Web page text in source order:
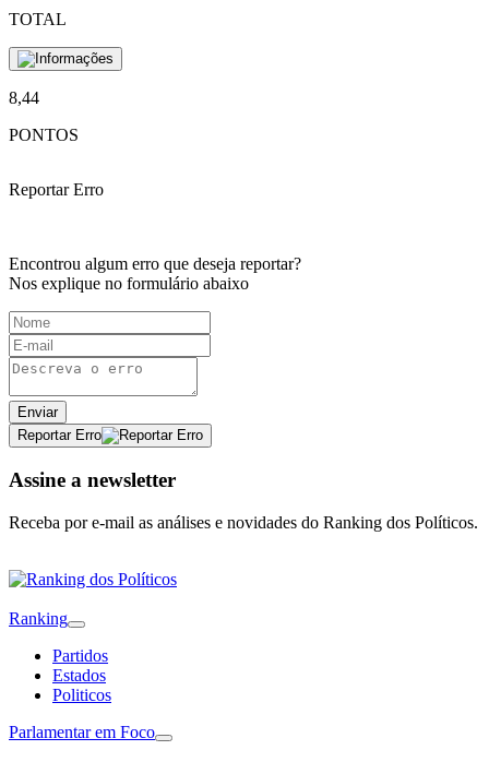
TOTAL
8,44
PONTOS
Reportar Erro
Encontrou algum erro que deseja reportar?
Nos explique no formulário abaixo
Enviar
Reportar Erro
Assine a newsletter
Receba por e-mail as análises e novidades do Ranking dos Políticos.
Ranking
Partidos
Estados
Politicos
Parlamentar em Foco